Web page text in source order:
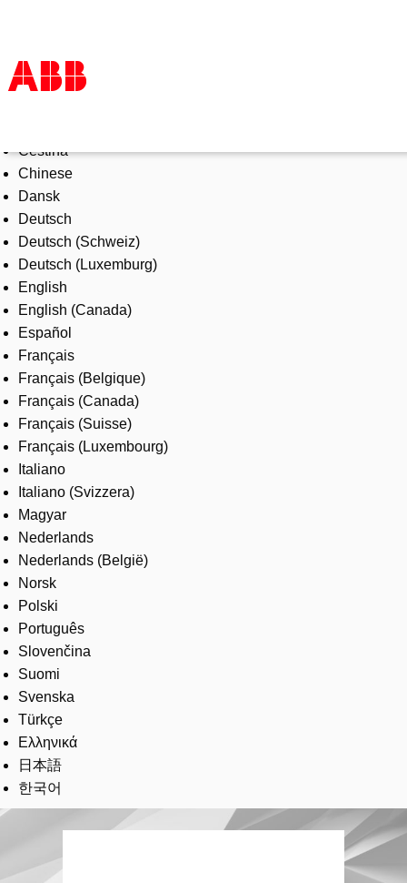
Products & Solutions
Industries
Services
About us
Where to buy
Contact us
Careers
Čeština
Chinese
Dansk
Deutsch
Deutsch (Schweiz)
Deutsch (Luxemburg)
English
English (Canada)
Español
Français
Français (Belgique)
Français (Canada)
Français (Suisse)
Français (Luxembourg)
Italiano
Italiano (Svizzera)
Magyar
Nederlands
Nederlands (België)
Norsk
Polski
Português
Slovenčina
Suomi
Svenska
Türkçe
Ελληνικά
日本語
한국어